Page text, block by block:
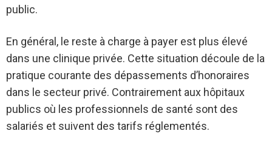
public.
En général, le reste à charge à payer est plus élevé
dans une clinique privée. Cette situation découle de la
pratique courante des dépassements d’honoraires
dans le secteur privé. Contrairement aux hôpitaux
publics où les professionnels de santé sont des
salariés et suivent des tarifs réglementés.